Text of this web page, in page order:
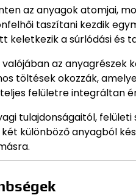
az anyagok atomjai,
taszítani kezdik
keletkezik a súrlódási és
az anyagrészek
töltések okozzák,
felületre integráltan
tulajdonságaitól,
különböző anyagból